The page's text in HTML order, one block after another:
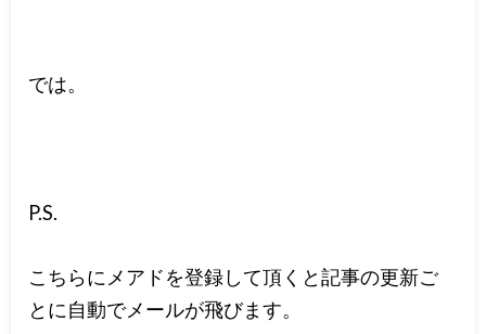
では。
P.S.
こちらにメアドを登録して頂くと記事の更新ご
とに自動でメールが飛びます。